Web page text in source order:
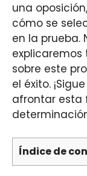
una
cómo se
en la prueba.
sobre este
el éxito.
afrontar esta
Índice de